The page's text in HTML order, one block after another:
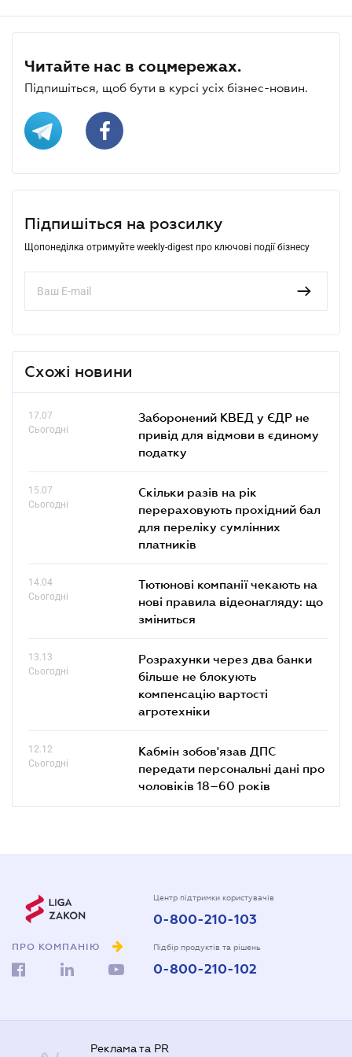
Читайте нас в соцмережах.
Підпишіться, щоб бути в курсі усіх бізнес-новин.
Підпишіться на розсилку
Щопонеділка отримуйте weekly-digest про ключові події бізнесу
Схожі новини
17.07
Сьогодні
Заборонений КВЕД у ЄДР не
привід для відмови в єдиному
податку
15.07
Сьогодні
Скільки разів на рік
перераховують прохідний бал
для переліку сумлінних
платників
14.04
Сьогодні
Тютюнові компанії чекають на
нові правила відеонагляду: що
зміниться
13.13
Сьогодні
Розрахунки через два банки
більше не блокують
компенсацію вартості
агротехніки
12.12
Сьогодні
Кабмін зобов'язав ДПС
передати персональні дані про
чоловіків 18–60 років
ПРО КОМПАНІЮ
Центр підтримки користувачів
0-800-210-103
Підбір продуктів та рішень
0-800-210-102
Реклама та PR